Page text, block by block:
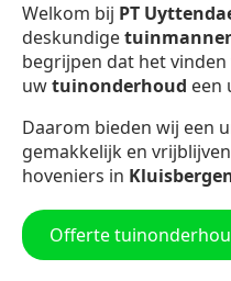
Welkom bij PT
deskundige
begrijpen dat het vinden
uwtuinonderhoud een
Daarom bieden wij een
gemakkelijk en
hoveniers in
Offerte